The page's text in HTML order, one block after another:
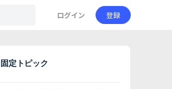
ログイン 登録
固定トピック